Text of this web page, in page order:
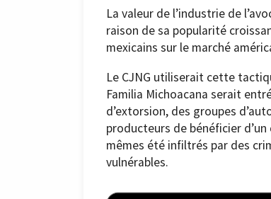
La valeur de l’industrie de
raison de sa popularité
mexicains sur le marché
Le CJNG utiliserait cette
Familia Michoacana serait
d’extorsion, des groupes
producteurs de bénéficier
mêmes été infiltrés par des
vulnérables.